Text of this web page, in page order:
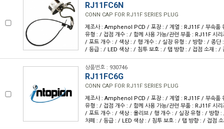
RJ11FC6N
CONN CAP FOR RJ11F SERIES PLUG
제조사 : Amphenol PCD / 포장 : / 계열 : RJ11F / 부속품
유형 : / 접점 개수 : / 함께 사용 가능/관련 부품 : RJ11F 시
/ 포트 개수 : / 색상 : / 행 개수 : / 실장 유형 : / 방향 : / 종단
/ 등급 : / LED 색상 : / 침투 보호 : / 탭 방향 : / 접점 소재 : /
상품번호 : 930746
RJ11FC6G
CONN CAP FOR RJ11F SERIES PLUG
제조사 : Amphenol PCD / 포장 : / 계열 : RJ11F / 부속품
유형 : / 접점 개수 : / 함께 사용 가능/관련 부품 : RJ11F 시
/ 포트 개수 : / 색상 : 올리브 / 행 개수 : / 실장 유형 : / 방향
차폐 : / 등급 : / LED 색상 : / 침투 보호 : / 탭 방향 : / 접점